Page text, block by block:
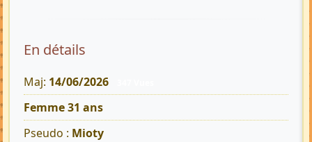
En détails
Maj: 14/06/2026
Femme 31 ans
Pseudo : Mioty